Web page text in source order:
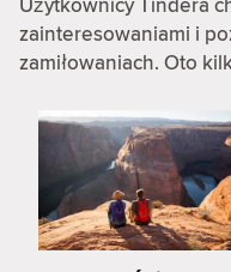
zainteresowaniami i
zamiłowaniach. Oto